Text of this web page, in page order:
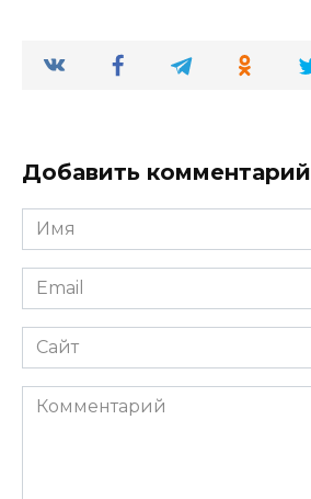
Добавить комментарий
Имя
*
Email
*
Сайт
Комментарий